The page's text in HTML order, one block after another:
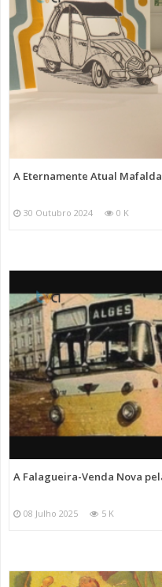
A Eternamente Atual
30 Outubro 2024 0 K
A Falagueira-Venda Nova
08 Julho 2025 5 K